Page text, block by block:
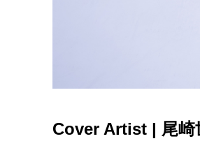
Cover Artist | 尾崎